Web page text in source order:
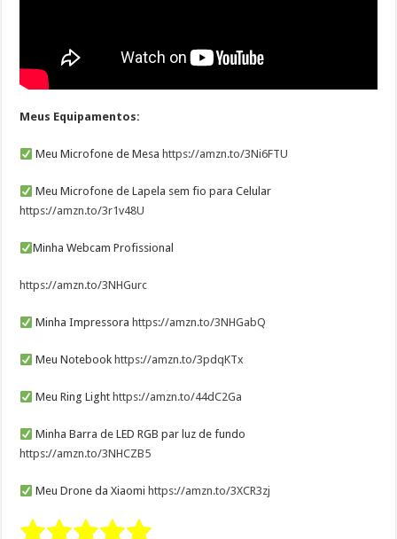
Meus Equipamentos:
Meu Microfone de Mesa https://amzn.to/3Ni6FTU
Meu Microfone de Lapela sem fio para Celular
https://amzn.to/3r1v48U
Minha Webcam Profissional
https://amzn.to/3NHGurc
Minha Impressora https://amzn.to/3NHGabQ
Meu Notebook https://amzn.to/3pdqKTx
Meu Ring Light https://amzn.to/44dC2Ga
Minha Barra de LED RGB par luz de fundo
https://amzn.to/3NHCZB5
Meu Drone da Xiaomi https://amzn.to/3XCR3zj
Rate this item: Submit Rating